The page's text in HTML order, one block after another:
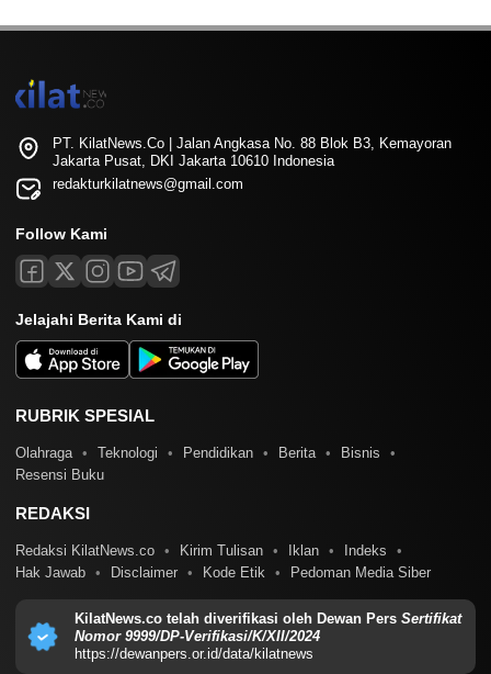
PT. KilatNews.Co | Jalan Angkasa No. 88 Blok B3, Kemayoran
Jakarta Pusat, DKI Jakarta 10610 Indonesia
redakturkilatnews@gmail.com
Follow Kami
Jelajahi Berita Kami di
RUBRIK SPESIAL
Olahraga Teknologi Pendidikan Berita
Bisnis
Resensi Buku
REDAKSI
Redaksi KilatNews.co Kirim Tulisan Iklan
Indeks
Hak Jawab
Disclaimer Kode Etik Pedoman Media Siber
KilatNews.co telah diverifikasi oleh Dewan Pers Sertifikat
Nomor 9999/DP-Verifikasi/K/XII/2024
https://dewanpers.or.id/data/kilatnews